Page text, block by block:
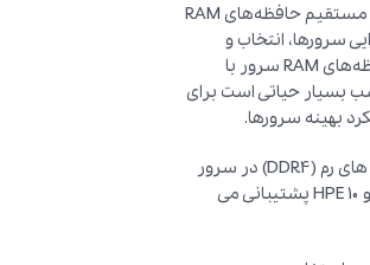
با توجه به تاثیر مستقیم حافظه‌های RAM
سرورها، انتخاب و
استفاده از حافظه‌های RAM سرور با
بسیار حیاتی است برای
بهینه سرورها.
این مدل ماژول های رم (DDR4) در سرور
هایی از نسل 9 و 10 HPE پشتیبانی می